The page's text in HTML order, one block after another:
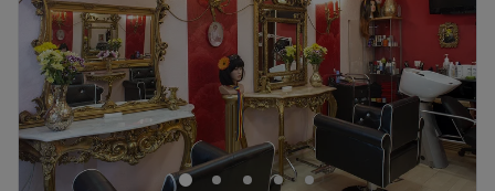
Samstag
10:00–18:00
Sonntag
Geschlossen
Hier kommt das neue Zuhause für die Haare, doch nicht
nur die fühlen sich geborgen im Friseurstudio Home For
Hair im schönen Berlin Kreuzberg, in der Flottwellstraße
22.